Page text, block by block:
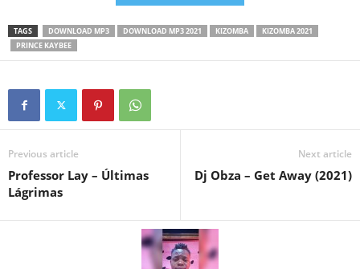
TAGS DOWNLOAD MP3 DOWNLOAD MP3 2021 KIZOMBA
KIZOMBA 2021
PRINCE KAYBEE
Previous article
Professor Lay – Últimas
Lágrimas
Next article
Dj Obza – Get Away (2021)